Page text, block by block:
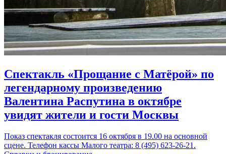
Спектакль «Прощание с Матёрой» по
легендарному произведению
Валентина Распутина в октябре
увидят жители и гости Москвы
Показ спектакля состоится 16 октября в 19.00 на основной
сцене. Телефон кассы Малого театра: 8 (495) 623-26-21.